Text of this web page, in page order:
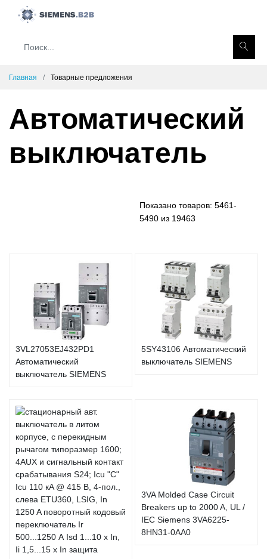
Главная Товарные предложения
Автоматический
выключатель
Показано товаров: 5461-
5490 из 19463
3VL27053EJ432PD1
Автоматический
выключатель SIEMENS
5SY43106 Автоматический
выключатель SIEMENS
3VA Molded Case Circuit
Breakers up to 2000 A, UL /
IEC Siemens 3VA6225-
8HN31-0AA0